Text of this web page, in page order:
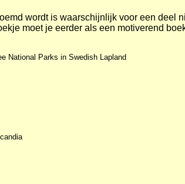
wordt is waarschijnlijk voor een deel
moet je eerder als een motiverend
National Parks in Swedish Lapland